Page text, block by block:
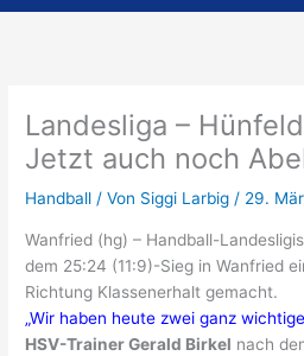
Landesliga –
Jetzt auch noch
Handball / Von Siggi Larbig/ 29.
Wanfried (hg) – Handball-
dem 25:24 (11:9)-Sieg in Wanfried
Richtung Klassenerhalt gemacht.
„Wir haben heute zwei ganz
HSV-Trainer Gerald Birkel nach